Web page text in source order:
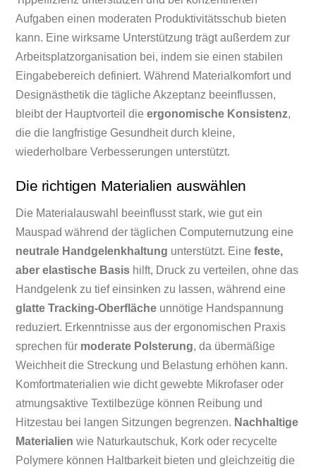
Aufgaben einen moderaten Produktivitätsschub bieten
kann. Eine wirksame Unterstützung trägt außerdem zur
Arbeitsplatzorganisation bei, indem sie einen stabilen
Eingabebereich definiert. Während Materialkomfort und
Designästhetik die tägliche Akzeptanz beeinflussen,
bleibt der Hauptvorteil dieergonomische Konsistenz,
die die langfristige Gesundheit durch kleine,
wiederholbare Verbesserungen unterstützt.
Die richtigen Materialien auswählen
Die Materialauswahl beeinflusst stark, wie gut ein
Mauspad während der täglichen Computernutzung eine
neutrale Handgelenkhaltung unterstützt. Einefeste,
aber elastische Basis hilft, Druck zu verteilen, ohne das
Handgelenk zu tief einsinken zu lassen, während eine
glatte Tracking-Oberfläche unnötige Handspannung
reduziert. Erkenntnisse aus der ergonomischen Praxis
sprechen für moderate Polsterung, da übermäßige
Weichheit die Streckung und Belastung erhöhen kann.
Komfortmaterialien wie dicht gewebte Mikrofaser oder
atmungsaktive Textilbezüge können Reibung und
Hitzestau bei langen Sitzungen begrenzen. Nachhaltige
Materialien wie Naturkautschuk, Kork oder recycelte
Polymere können Haltbarkeit bieten und gleichzeitig die